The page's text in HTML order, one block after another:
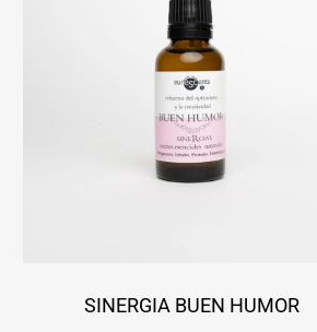
SINERGIA BUEN HUMOR